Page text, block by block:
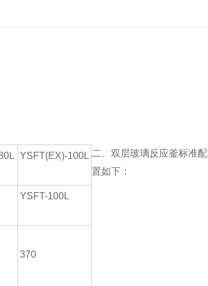
YSFT(EX)-100L
YSFT-100L
370
二、双层玻璃反应釜标准配
置如下：